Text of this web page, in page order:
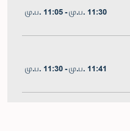
மு.ப. 11:05 - மு.ப. 11:30
மு.ப. 11:30 - மு.ப. 11:41